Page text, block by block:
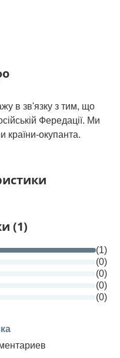
в зв'язку з тим, що
Фередації. Ми
країни-окупанта.
(1)
(1)
(0)
(0)
(0)
(0)